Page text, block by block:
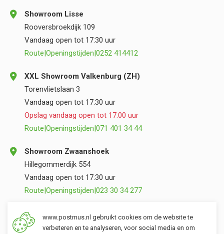
Showroom Lisse
Rooversbroekdijk 109
Vandaag open tot 17:30 uur
Route|Openingstijden|0252 414412
XXL Showroom Valkenburg (ZH)
Torenvlietslaan 3
Vandaag open tot 17:30 uur
Opslag vandaag open tot 17:00 uur
Route|Openingstijden|071 401 34 44
Showroom Zwaanshoek
Hillegommerdijk 554
Vandaag open tot 17:30 uur
Route|Openingstijden|023 30 34 277
Opslag Valkenburg (ZH)
Torenvlietslaan 3
www.postmus.nl gebruikt cookies om de website te
verbeteren en te analyseren, voor social media en om